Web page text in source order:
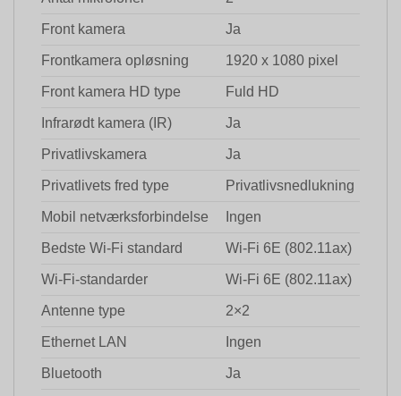
Front kamera Ja
Frontkamera opløsning 1920 x 1080 pixel
Front kamera HD type Fuld HD
Infrarødt kamera (IR) Ja
Privatlivskamera Ja
Privatlivets fred type Privatlivsnedlukning
Mobil netværksforbindelse Ingen
Bedste Wi-Fi standard Wi-Fi 6E (802.11ax)
Wi-Fi-standarder Wi-Fi 6E (802.11ax)
Antenne type 2×2
Ethernet LAN Ingen
Bluetooth Ja